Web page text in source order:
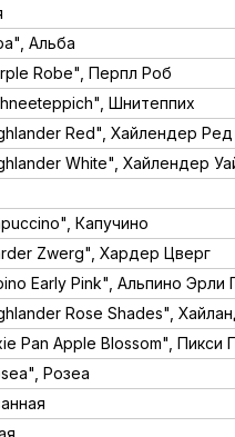
Альба
Robe", Перпл Роб
Шнитеппих
Red", Хайлендер Ред
White", Хайлендер
Капучино
Zwerg", Хардер Цверг
Early Pink", Альпино Эрли
Rose Shades",
Pan Apple Blossom", Пикси
Розеа